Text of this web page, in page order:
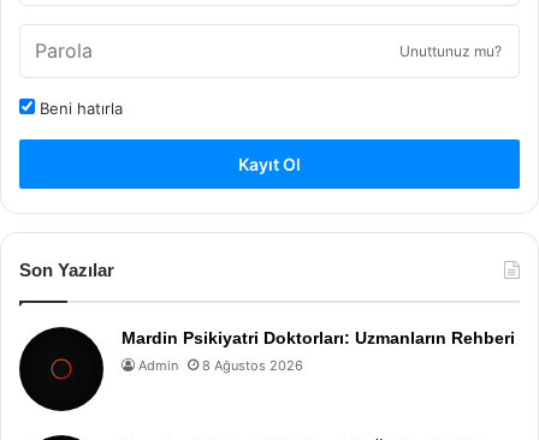
Unuttunuz mu?
Beni hatırla
Kayıt Ol
Son Yazılar
Mardin Psikiyatri Doktorları: Uzmanların Rehberi
Admin 8 Ağustos 2026